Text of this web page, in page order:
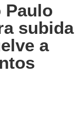
Paulo
subida
a